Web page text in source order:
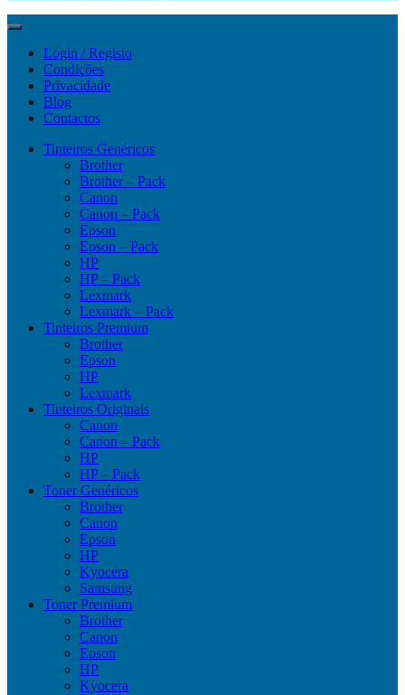
Login / Registo
Condições
Privacidade
Blog
Contactos
Tinteiros Genéricos
Brother
Brother – Pack
Canon
Canon – Pack
Epson
Epson – Pack
HP
HP – Pack
Lexmark
Lexmark – Pack
Tinteiros Premium
Brother
Epson
HP
Lexmark
Tinteiros Originais
Canon
Canon – Pack
HP
HP – Pack
Toner Genéricos
Brother
Canon
Epson
HP
Kyocera
Samsung
Toner Premium
Brother
Canon
Epson
HP
Kyocera